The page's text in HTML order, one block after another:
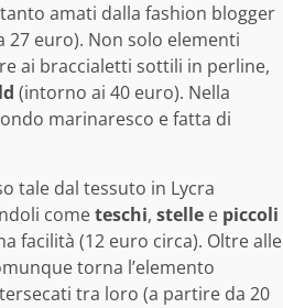
amati dalla fashion blogger
27 euro). Non solo elementi
ai braccialetti sottili in perline,
(intorno ai 40 euro). Nella
marinaresco e fatta di
tale dal tessuto in Lycra
cometeschi, stelle e piccoli
facilità (12 euro circa). Oltre alle
torna l’elemento
tra loro (a partire da 20